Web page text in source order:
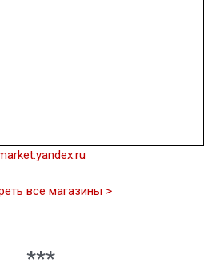
все магазины >
***